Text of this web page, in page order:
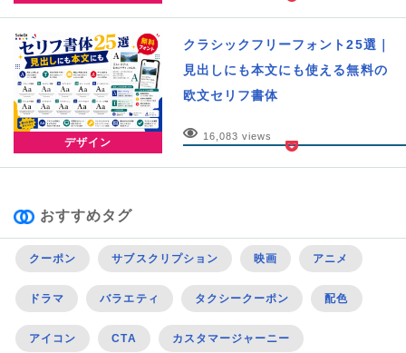
デザイン
クラシックフリーフォント25選｜
見出しにも本文にも使える無料の
欧文セリフ書体
16,083 views
おすすめタグ
クーポン サブスクリプション 映画 アニメ
ドラマ バラエティ タクシークーポン 配色
アイコン CTA カスタマージャーニー